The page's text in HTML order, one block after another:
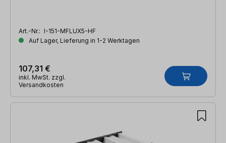
Art.-Nr.: I-151-MFLUX5-HF
Auf Lager, Lieferung in 1-2 Werktagen
107,31 €
inkl. MwSt. zzgl.
Versandkosten